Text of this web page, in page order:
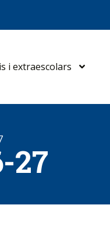
i extraescolars
27